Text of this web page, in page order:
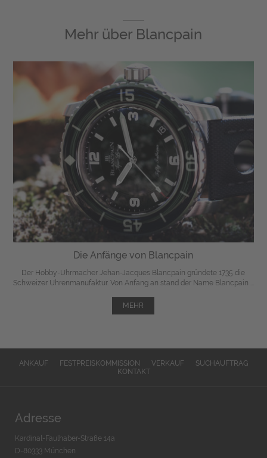
Mehr über Blancpain
Die Anfänge von Blancpain
Der Hobby-Uhrmacher Jehan-Jacques Blancpain gründete 1735 die
Schweizer Uhrenmanufaktur. Von Anfang an stand der Name Blancpain ...
MEHR
ANKAUF FESTPREISKOMMISSION VERKAUF
SUCHAUFTRAG
KONTAKT
Adresse
Kardinal-Faulhaber-Straße 14a
D-80333 München